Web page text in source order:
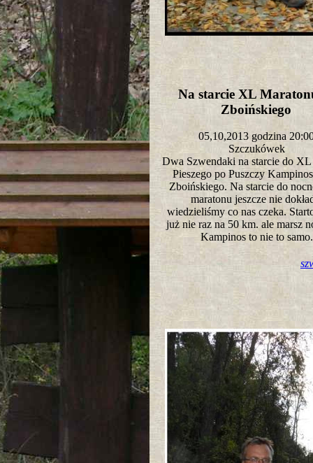
Na starcie XL
Zboińskiego
05,10,2013 godzina
Szczukówek
Dwa Szwendaki na starcie do
Pieszego po Puszczy
Zboińskiego. Na starcie do
maratonu jeszcze nie
wiedzieliśmy co nas czeka.
już nie raz na 50 km. ale marsz
Kampinos to nie to